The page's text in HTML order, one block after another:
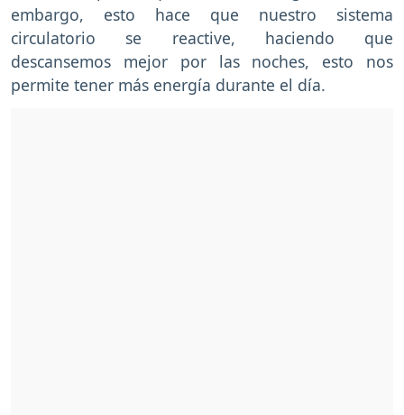
embargo, esto hace que nuestro sistema
circulatorio se reactive, haciendo que
descansemos mejor por las noches, esto nos
permite tener más energía durante el día.